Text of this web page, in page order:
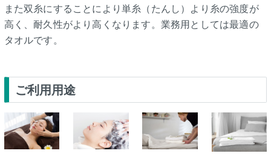
また双糸にすることにより単糸（たんし）より糸の強度が
高く、耐久性がより高くなります。業務用としては最適の
タオルです。
ご利用用途